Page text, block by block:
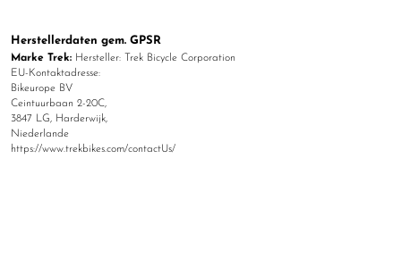
Herstellerdaten gem. GPSR
Marke Trek: Hersteller: Trek Bicycle Corporation
EU-Kontaktadresse:
Bikeurope BV
Ceintuurbaan 2-20C,
3847 LG, Harderwijk,
Niederlande
https://www.trekbikes.com/contactUs/